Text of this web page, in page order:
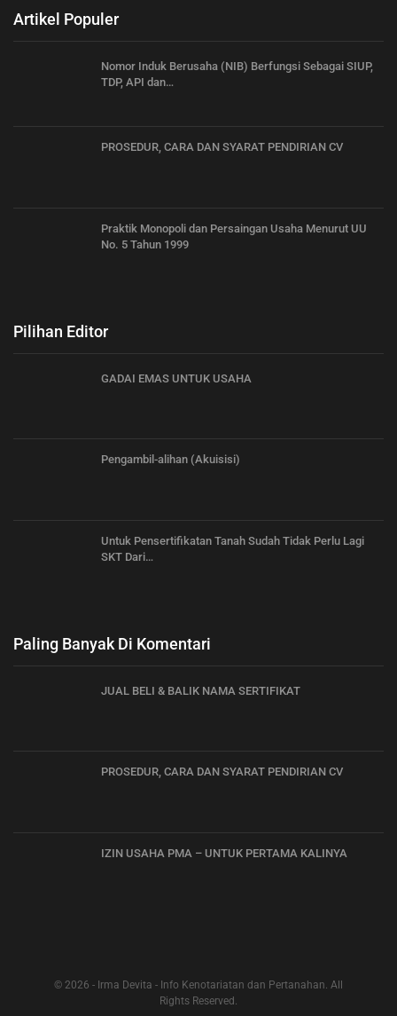
Artikel Populer
Nomor Induk Berusaha (NIB) Berfungsi Sebagai SIUP,
TDP, API dan…
PROSEDUR, CARA DAN SYARAT PENDIRIAN CV
Praktik Monopoli dan Persaingan Usaha Menurut UU
No. 5 Tahun 1999
Pilihan Editor
GADAI EMAS UNTUK USAHA
Pengambil-alihan (Akuisisi)
Untuk Pensertifikatan Tanah Sudah Tidak Perlu Lagi
SKT Dari…
Paling Banyak Di Komentari
JUAL BELI & BALIK NAMA SERTIFIKAT
PROSEDUR, CARA DAN SYARAT PENDIRIAN CV
IZIN USAHA PMA – UNTUK PERTAMA KALINYA
© 2026 - Irma Devita - Info Kenotariatan dan Pertanahan. All
Rights Reserved.